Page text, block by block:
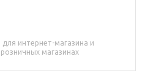
для интернет-магазина и
магазинах